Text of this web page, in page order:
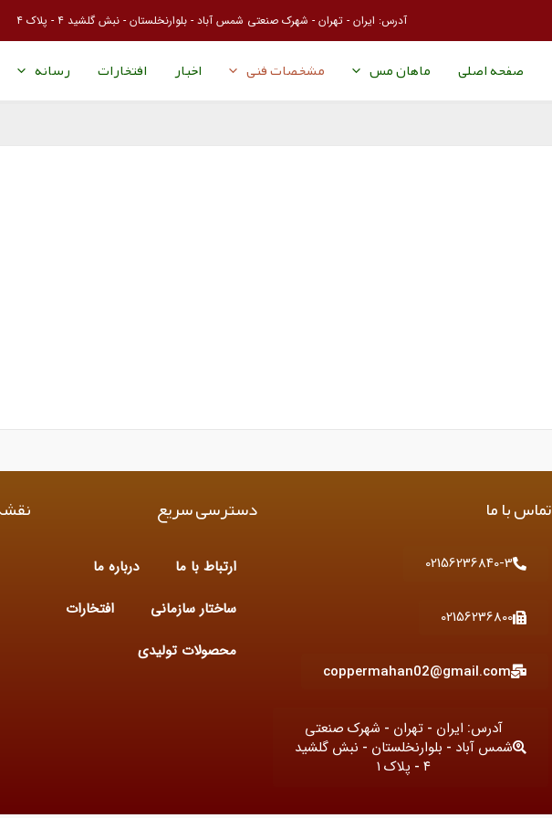
آدرس: ایران - تهران - شهرک صنعتی شمس آباد - بلوارنخلستان - نبش گلشید ۴ - پلاک ۴
صفحه اصلی ماهان مس مشخصات فنی اخبار افتخارات رسانه
تماس با ما
02156236840-3
02156236800
coppermahan02@gmail.com
آدرس: ایران - تهران - شهرک صنعتی
شمس آباد - بلوارنخلستان - نبش گلشید
۴ - پلاک ۱
دسترسی سریع
ارتباط با ما
درباره ما
ساختار سازمانی
افتخارات
محصولات تولیدی